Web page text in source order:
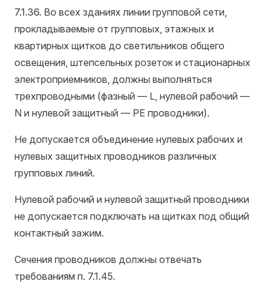
7.1.36. Во всех зданиях линии групповой сети,
прокладываемые от групповых, этажных и
квартирных щитков до светильников общего
освещения, штепсельных розеток и стационарных
электроприемников, должны выполняться
трехпроводными (фазный — L, нулевой рабочий —
N и нулевой защитный — РЕ проводники).
Не допускается объединение нулевых рабочих и
нулевых защитных проводников различных
групповых линий.
Нулевой рабочий и нулевой защитный проводники
не допускается подключать на щитках под общий
контактный зажим.
Сечения проводников должны отвечать
требованиям п. 7.1.45.